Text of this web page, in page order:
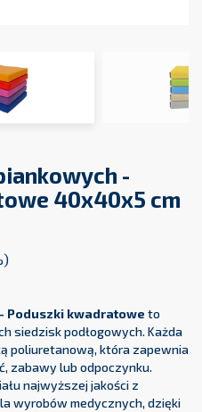
-
40x40x5 cm
Poduszki kwadratowe to
siedzisk podłogowych. Każda
poliuretanową, która zapewnia
zabawy lub odpoczynku.
najwyższej jakości z
wyrobów medycznych, dzięki